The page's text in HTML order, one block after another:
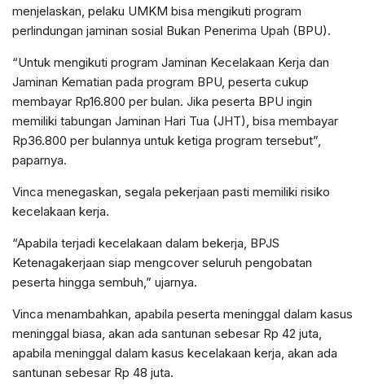
menjelaskan, pelaku UMKM bisa mengikuti program
perlindungan jaminan sosial Bukan Penerima Upah (BPU).
“Untuk mengikuti program Jaminan Kecelakaan Kerja dan
Jaminan Kematian pada program BPU, peserta cukup
membayar Rp16.800 per bulan. Jika peserta BPU ingin
memiliki tabungan Jaminan Hari Tua (JHT), bisa membayar
Rp36.800 per bulannya untuk ketiga program tersebut”,
paparnya.
Vinca menegaskan, segala pekerjaan pasti memiliki risiko
kecelakaan kerja.
“Apabila terjadi kecelakaan dalam bekerja, BPJS
Ketenagakerjaan siap mengcover seluruh pengobatan
peserta hingga sembuh,” ujarnya.
Vinca menambahkan, apabila peserta meninggal dalam kasus
meninggal biasa, akan ada santunan sebesar Rp 42 juta,
apabila meninggal dalam kasus kecelakaan kerja, akan ada
santunan sebesar Rp 48 juta.